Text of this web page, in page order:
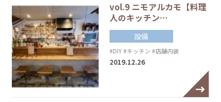
vol.9 ニモアルカモ【料理
人のキッチン…
設備
#DIY#キッチン #店舗内装
2019.12.26